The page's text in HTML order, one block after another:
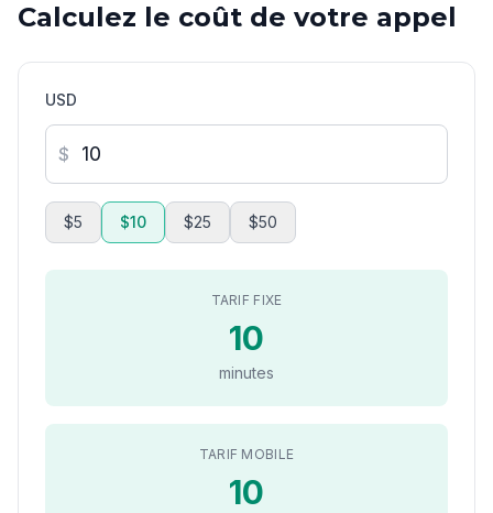
Calculez le coût de votre appel
USD
$
$5 $10 $25 $50
TARIF FIXE
10
minutes
TARIF MOBILE
10